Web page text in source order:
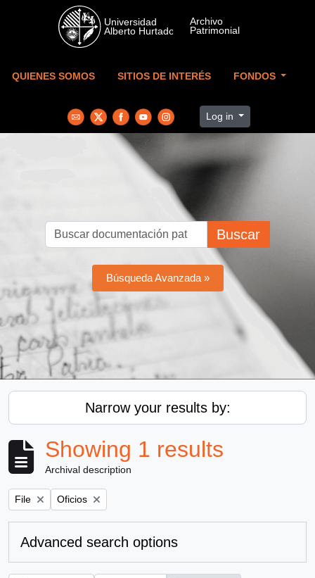
Skip to main content
QUIENES SOMOS SITIOS DE INTERÉS FONDOS
Log in
Buscar
Búsqueda Avanzada »
Narrow your results by:
Showing 1 results
Archival description
Remove filter:
File Remove filter:
Oficios
Advanced search options